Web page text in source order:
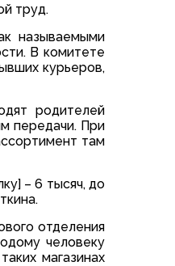
труд.
называемыми
В комитете
курьеров,
родителей
передачи. При
там
– 6 тысяч, до
отделения
человеку
магазинах